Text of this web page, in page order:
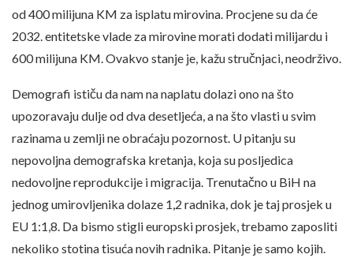
od 400 milijuna KM za isplatu mirovina. Procjene su da će
2032. entitetske vlade za mirovine morati dodati milijardu i
600 milijuna KM. Ovakvo stanje je, kažu stručnjaci, neodrživo.
Demografi ističu da nam na naplatu dolazi ono na što
upozoravaju dulje od dva desetljeća, a na što vlasti u svim
razinama u zemlji ne obraćaju pozornost. U pitanju su
nepovoljna demografska kretanja, koja su posljedica
nedovoljne reprodukcije i migracija. Trenutačno u BiH na
jednog umirovljenika dolaze 1,2 radnika, dok je taj prosjek u
EU 1:1,8. Da bismo stigli europski prosjek, trebamo zaposliti
nekoliko stotina tisuća novih radnika. Pitanje je samo kojih.